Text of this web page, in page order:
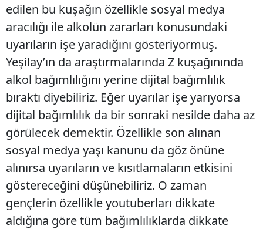
edilen bu kuşağın özellikle sosyal medya
aracılığı ile alkolün zararları konusundaki
uyarıların işe yaradığını gösteriyormuş.
Yeşilay’ın da araştırmalarında Z kuşağınında
alkol bağımlılığını yerine dijital bağımlılık
bıraktı diyebiliriz. Eğer uyarılar işe yarıyorsa
dijital bağımlılık da bir sonraki nesilde daha az
görülecek demektir. Özellikle son alınan
sosyal medya yaşı kanunu da göz önüne
alınırsa uyarıların ve kısıtlamaların etkisini
göstereceğini düşünebiliriz. O zaman
gençlerin özellikle youtuberları dikkate
aldığına göre tüm bağımlılıklarda dikkate